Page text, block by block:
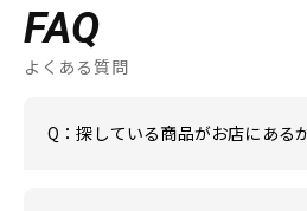
FAQ
よくある質問
Q：探している商品がお店にある